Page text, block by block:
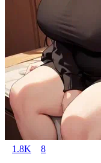
1.8K 8